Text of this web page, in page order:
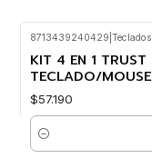
8713439240429 Teclados
KIT 4 EN 1 TRUST
TECLADO/
$57.190
Cantidad